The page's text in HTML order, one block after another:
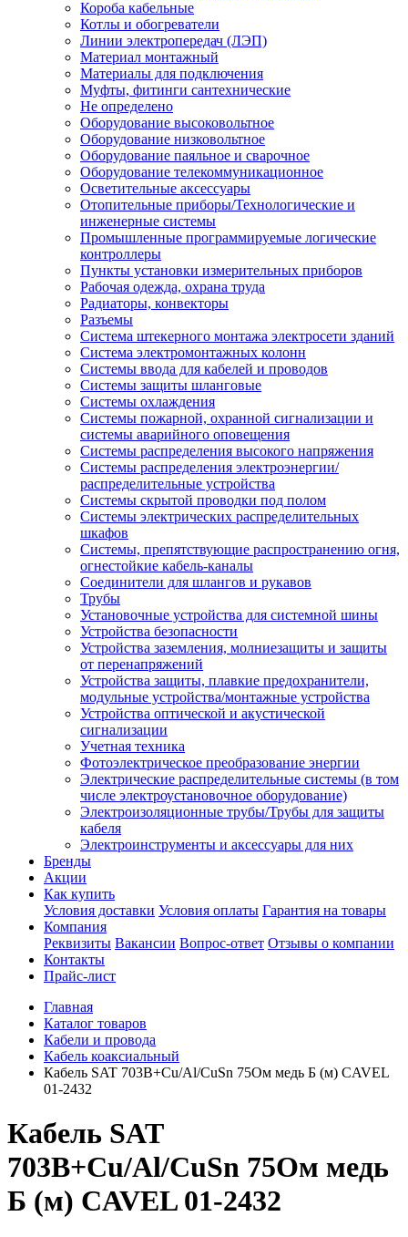
Короба кабельные
Котлы и обогреватели
Линии электропередач (ЛЭП)
Материал монтажный
Материалы для подключения
Муфты, фитинги сантехнические
Не определено
Оборудование высоковольтное
Оборудование низковольтное
Оборудование паяльное и сварочное
Оборудование телекоммуникационное
Осветительные аксессуары
Отопительные приборы/Технологические и
инженерные системы
Промышленные программируемые логические
контроллеры
Пункты установки измерительных приборов
Рабочая одежда, охрана труда
Радиаторы, конвекторы
Разъемы
Система штекерного монтажа электросети зданий
Система электромонтажных колонн
Системы ввода для кабелей и проводов
Системы защиты шланговые
Системы охлаждения
Системы пожарной, охранной сигнализации и
системы аварийного оповещения
Системы распределения высокого напряжения
Системы распределения электроэнергии/
распределительные устройства
Системы скрытой проводки под полом
Системы электрических распределительных
шкафов
Системы, препятствующие распространению огня,
огнестойкие кабель-каналы
Соединители для шлангов и рукавов
Трубы
Установочные устройства для системной шины
Устройства безопасности
Устройства заземления, молниезащиты и защиты
от перенапряжений
Устройства защиты, плавкие предохранители,
модульные устройства/монтажные устройства
Устройства оптической и акустической
сигнализации
Учетная техника
Фотоэлектрическое преобразование энергии
Электрические распределительные системы (в том
числе электроустановочное оборудование)
Электроизоляционные трубы/Трубы для защиты
кабеля
Электроинструменты и аксессуары для них
Бренды
Акции
Как купить
Условия доставки Условия оплаты Гарантия на товары
Компания
Реквизиты Вакансии Вопрос-ответ Отзывы о компании
Контакты
Прайс-лист
Главная
Каталог товаров
Кабели и провода
Кабель коаксиальный
Кабель SAT 703В+Cu/Al/CuSn 75Ом медь Б (м) CAVEL
01-2432
Кабель SAT
703В+Cu/Al/CuSn 75Ом медь
Б (м) CAVEL 01-2432